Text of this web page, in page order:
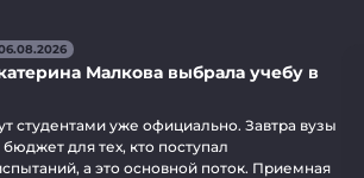
Малкова выбрала учебу в
студентами уже официально. Завтра вузы
для тех, кто поступал
а это основной поток. Приемная